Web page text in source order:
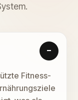
Fitness-